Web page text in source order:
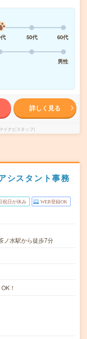
50代
60代
男性
詳しく見る
イナビスタッフ)
シスタント事務
祝日が休み WEB登録OK
ノ水駅から徒歩7分
！